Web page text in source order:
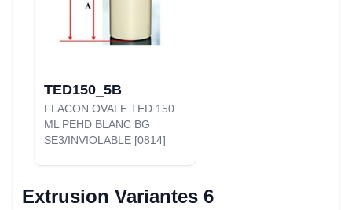
TED150_5B
FLACON OVALE TED 150
ML PEHD BLANC BG
SE3/INVIOLABLE [0814]
Extrusion Variantes 6